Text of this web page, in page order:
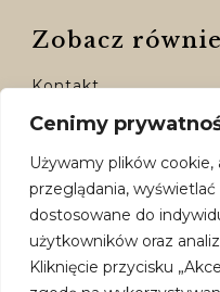
Cenimy
Używamy plików cookie,
przeglądania,
dostosowane do
użytkowników oraz
Kliknięcie przycisku
Zobacz
Kontakt
Moje Konto
Dostępne Formy
Polityka Prywatności
Regulamin